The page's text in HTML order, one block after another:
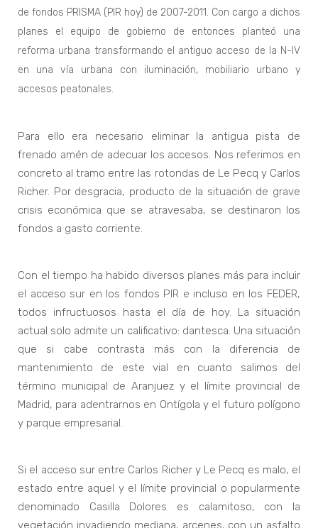
de fondos PRISMA (PIR hoy) de 2007-2011. Con cargo a dichos
planes el equipo de gobierno de entonces planteó una
reforma urbana transformando el antiguo acceso de la N-IV
en una vía urbana con iluminación, mobiliario urbano y
accesos peatonales.
Para ello era necesario eliminar la antigua pista de
frenado amén de adecuar los accesos. Nos referimos en
concreto al tramo entre las rotondas de Le Pecq y Carlos
Richer. Por desgracia, producto de la situación de grave
crisis económica que se atravesaba, se destinaron los
fondos a gasto corriente.
Con el tiempo ha habido diversos planes más para incluir
el acceso sur en los fondos PIR e incluso en los FEDER,
todos infructuosos hasta el día de hoy. La situación
actual solo admite un calificativo: dantesca. Una situación
que si cabe contrasta más con la diferencia de
mantenimiento de este vial en cuanto salimos del
término municipal de Aranjuez y el límite provincial de
Madrid, para adentrarnos en Ontígola y el futuro polígono
y parque empresarial.
Si el acceso sur entre Carlos Richer y Le Pecq es malo, el
estado entre aquel y el límite provincial o popularmente
denominado Casilla Dolores es calamitoso, con la
vegetación invadiendo mediana, arcenes, con un asfalto